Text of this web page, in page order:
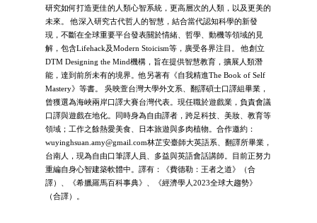
研究如何打造更佳的人類心智系統，更高層次的人類，以及更美的
未來。 他深入研究古代哲人的智慧，結合當代認知科學的新發
現，不斷在全球重要平台發表關於情緒、哲學、動機等領域的見
解，包含Lifehack及Modern Stoicism等，廣受各界注目。 他創立
DTM Designing the Mind機構，旨在提供智慧教育，擴展人類潛
能，達到前所未有的境界。他另著有《自我精進The Book of Self
Mastery》等書。 吳映萱台灣大學外文系、翻譯碩士口譯組畢業，
曾獲選為海峽兩岸口譯大賽台灣代表。現任職於遊戲業，負責會議
口譯與遊戲在地化。同時身為自由譯者，跨足科技、美妝、教育等
領域；工作之餘熱愛美食、日本旅遊與多肉植物。合作邀約：
wuyinghsuan.amy@gmail.com林芷安臺師大英語系、翻譯所畢業，
台南人，現為自由口筆譯人員、多益與英語會話講師。目前正努力
重編自身心智建築軟體中。譯有：《費德勒：王者之道》（合
譯）、《希臘羅馬百科事典》、《經濟學人2023全球大趨勢》
（合譯）。